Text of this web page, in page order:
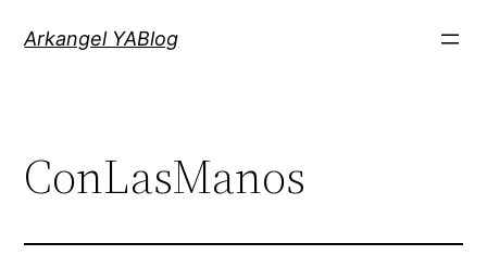
Arkangel YABlog
ConLasManos